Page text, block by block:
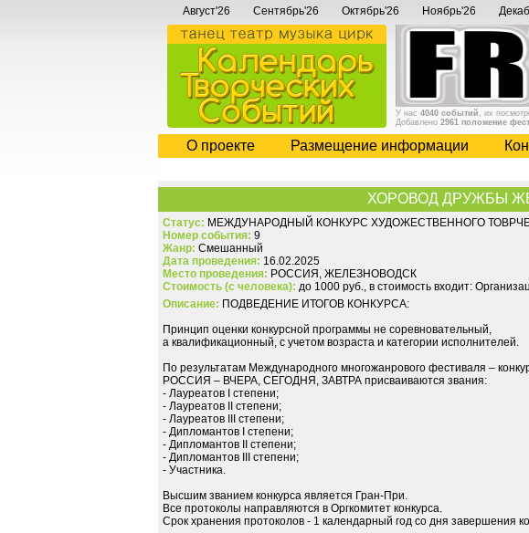
Август'26 Сентябрь'26 Октябрь'26 Ноябрь'26
У нас 4040 событий , их
Добавлено 2961 положение
О проекте Размещение информации
ХОРОВОД ДРУЖБЫ
Статус: МЕЖДУНАРОДНЫЙ КОНКУРС ХУДОЖЕСТВЕННОГО
Номер события: 9
Жанр: Смешанный
Дата проведения: 16.02.2025
Место проведения: РОССИЯ, ЖЕЛЕЗНОВОДСК
Стоимость (с человека): до 1000 руб., в стоимость входит:
Описание: ПОДВЕДЕНИЕ ИТОГОВ КОНКУРСА:
Принцип оценки конкурсной программы не соревновательный,
а квалификационный, с учетом возраста и категории исполнителей.
По результатам Международного многожанрового фестиваля –
РОССИЯ – ВЧЕРА, СЕГОДНЯ, ЗАВТРА присваиваются звания:
- Лауреатов I степени;
- Лауреатов II степени;
- Лауреатов III степени;
- Дипломантов I степени;
- Дипломантов II степени;
- Дипломантов III степени;
- Участника.
Высшим званием конкурса является Гран-При.
Все протоколы направляются в Оргкомитет конкурса.